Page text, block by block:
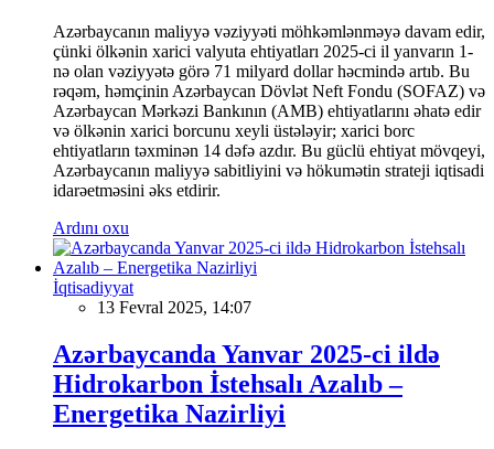
Azərbaycanın maliyyə vəziyyəti möhkəmlənməyə davam edir,
çünki ölkənin xarici valyuta ehtiyatları 2025-ci il yanvarın 1-
nə olan vəziyyətə görə 71 milyard dollar həcmində artıb. Bu
rəqəm, həmçinin Azərbaycan Dövlət Neft Fondu (SOFAZ) və
Azərbaycan Mərkəzi Bankının (AMB) ehtiyatlarını əhatə edir
və ölkənin xarici borcunu xeyli üstələyir; xarici borc
ehtiyatların təxminən 14 dəfə azdır. Bu güclü ehtiyat mövqeyi,
Azərbaycanın maliyyə sabitliyini və hökumətin strateji iqtisadi
idarəetməsini əks etdirir.
Ardını oxu
İqtisadiyyat
13 Fevral 2025, 14:07
Azərbaycanda Yanvar 2025-ci ildə
Hidrokarbon İstehsalı Azalıb –
Energetika Nazirliyi